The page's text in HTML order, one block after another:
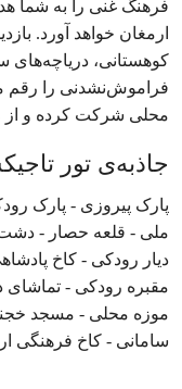
فرهنگ غنی را به شما
ارمغان خواهد آورد.
کوهستانی، دریاچه‌های
فراموش‌نشدنی را رقم
محلی شرکت کرده و از
جاذبه‌ی تور تاجیکستان 8 روزه
پارک پیروزی - پارک
ملی - قلعه حصار - دشت
دیار رودکی - کاخ
مقبره رودکی - تماشای
موزه محلی - مسجد
سامانی - کاخ فرهنگی